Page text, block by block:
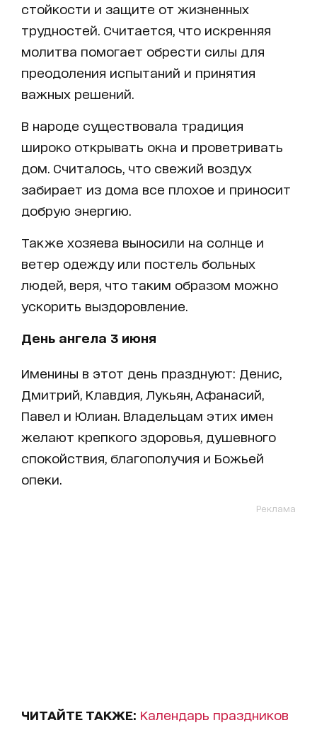
стойкости и защите от жизненных
трудностей. Считается, что искренняя
молитва помогает обрести силы для
преодоления испытаний и принятия
важных решений.
В народе существовала традиция
широко открывать окна и проветривать
дом. Считалось, что свежий воздух
забирает из дома все плохое и приносит
добрую энергию.
Также хозяева выносили на солнце и
ветер одежду или постель больных
людей, веря, что таким образом можно
ускорить выздоровление.
День ангела 3 июня
Именины в этот день празднуют: Денис,
Дмитрий, Клавдия, Лукьян, Афанасий,
Павел и Юлиан. Владельцам этих имен
желают крепкого здоровья, душевного
спокойствия, благополучия и Божьей
опеки.
Реклама
ЧИТАЙТЕ ТАКЖЕ: Календарь праздников